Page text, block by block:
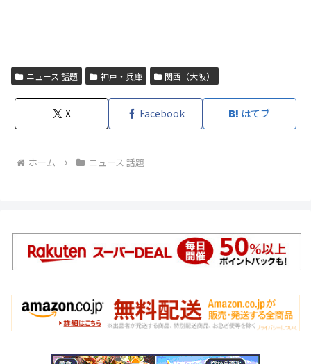
ニュース 話題 神戸・兵庫 関西（大阪）
X Facebook はてブ
ホーム ニュース 話題